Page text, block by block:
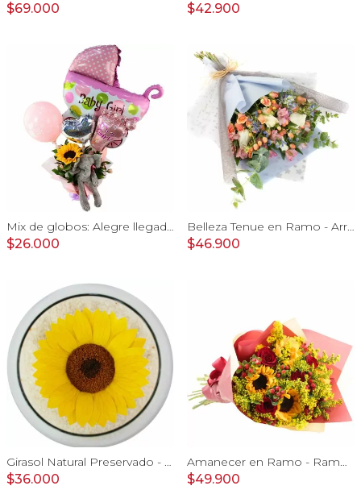
$69.000 $42.900
Mix de globos: Alegre llegada Baby Girl
$26.000
Belleza Tenue en Ramo - Arreglo de rosas blancas, delfinium azul, astromelias y eucaliptus
$46.900
Girasol Natural Preservado - girasol preservado en pecera vidrio con piedrecitas
$36.000
Amanecer en Ramo - Ramo con girasoles, rosas rojo e hypericum
$49.900